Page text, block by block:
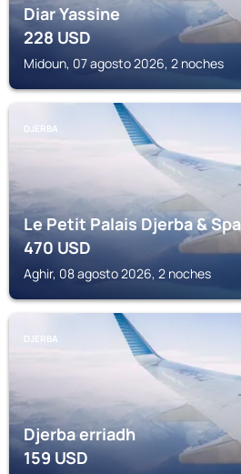
Diar Yassine
228USD
Midoun, 07 agosto 2026, 2 noches
DJERBA
Le Petit Palais Djerba & Spa
470USD
Aghir, 08 agosto 2026, 2 noches
DJERBA
Djerba erriadh
159USD